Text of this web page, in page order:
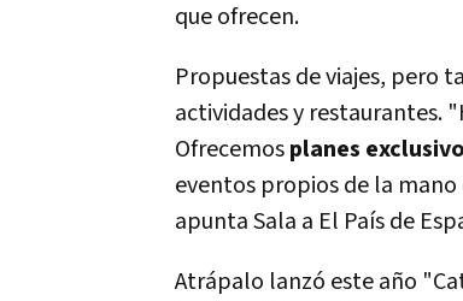
que ofrecen.
Propuestas de viajes, pero
actividades y restaurantes.
Ofrecemosplanes
eventos propios de la
apunta Sala a El Paí­s de
Atrápalo lanzó este año